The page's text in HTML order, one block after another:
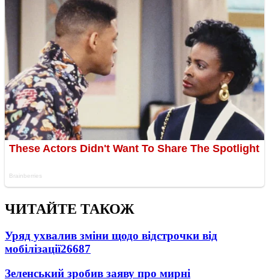
ЧИТАЙТЕ ТАКОЖ
Уряд ухвалив зміни щодо відстрочки від
мобілізації26687
Зеленський зробив заяву про мирні